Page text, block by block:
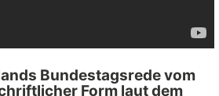
Bundestagsrede vom
Form laut dem